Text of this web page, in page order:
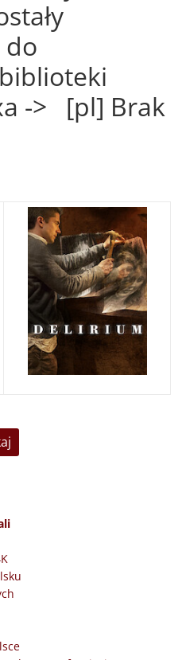
do
-> [pl] Brak